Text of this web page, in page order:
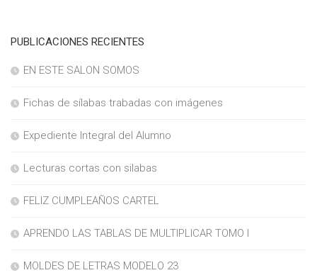
PUBLICACIONES RECIENTES
EN ESTE SALON SOMOS
Fichas de sílabas trabadas con imágenes
Expediente Integral del Alumno
Lecturas cortas con silabas
FELIZ CUMPLEAÑOS CARTEL
APRENDO LAS TABLAS DE MULTIPLICAR TOMO I
MOLDES DE LETRAS MODELO 23